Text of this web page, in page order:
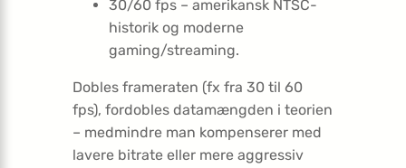
30/60 fps – amerikansk NTSC-
historik og moderne
gaming/streaming.
Dobles frameraten (fx fra 30 til 60
fps), fordobles datamængden i teorien
– medmindre man kompenserer med
lavere bitrate eller mere aggressiv